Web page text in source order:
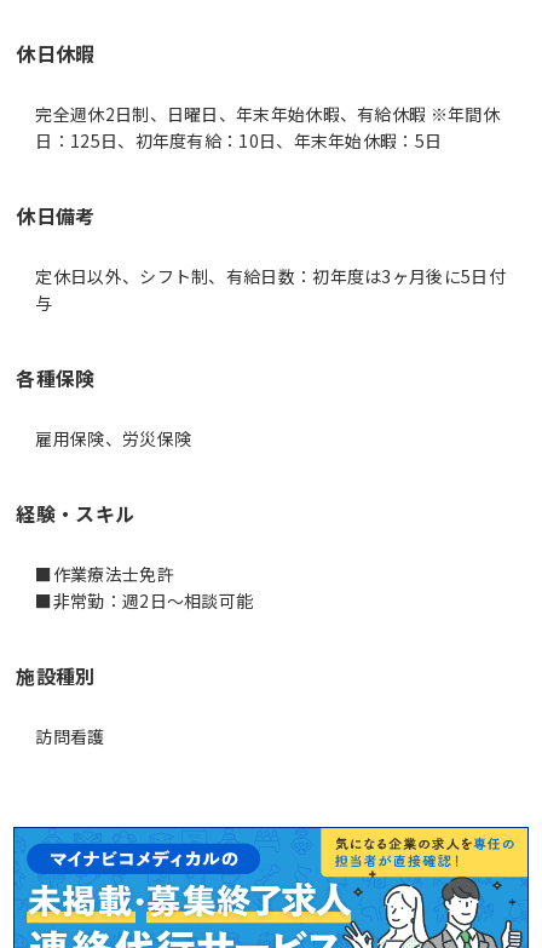
休日休暇
完全週休2日制、日曜日、年末年始休暇、有給休暇 ※年間休
日：125日、初年度有給：10日、年末年始休暇：5日
休日備考
定休日以外、シフト制、有給日数：初年度は3ヶ月後に5日付
与
各種保険
雇用保険、労災保険
経験・スキル
■作業療法士免許
施設種別
訪問看護